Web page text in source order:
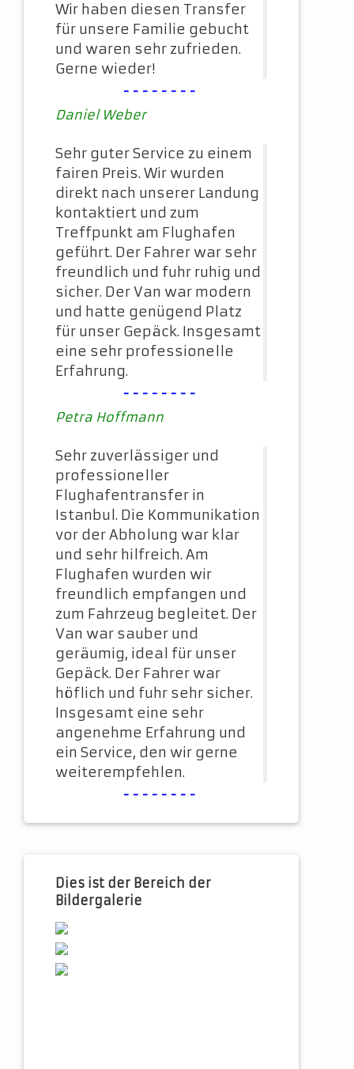
Wir haben diesen Transfer
für unsere Familie gebucht
und waren sehr zufrieden.
Gerne wieder!
--------
Daniel Weber
Sehr guter Service zu einem
fairen Preis. Wir wurden
direkt nach unserer Landung
kontaktiert und zum
Treffpunkt am Flughafen
geführt. Der Fahrer war sehr
freundlich und fuhr ruhig und
sicher. Der Van war modern
und hatte genügend Platz
für unser Gepäck. Insgesamt
eine sehr professionelle
Erfahrung.
--------
Petra Hoffmann
Sehr zuverlässiger und
professioneller
Flughafentransfer in
Istanbul. Die Kommunikation
vor der Abholung war klar
und sehr hilfreich. Am
Flughafen wurden wir
freundlich empfangen und
zum Fahrzeug begleitet. Der
Van war sauber und
geräumig, ideal für unser
Gepäck. Der Fahrer war
höflich und fuhr sehr sicher.
Insgesamt eine sehr
angenehme Erfahrung und
ein Service, den wir gerne
weiterempfehlen.
--------
Dies ist der Bereich der
Bildergalerie